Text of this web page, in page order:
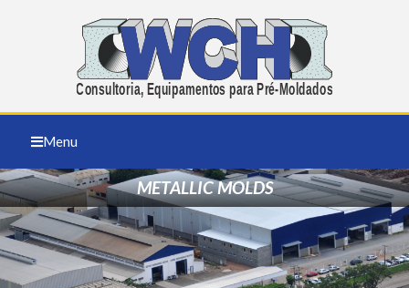
Menu
METALLIC MOLDS